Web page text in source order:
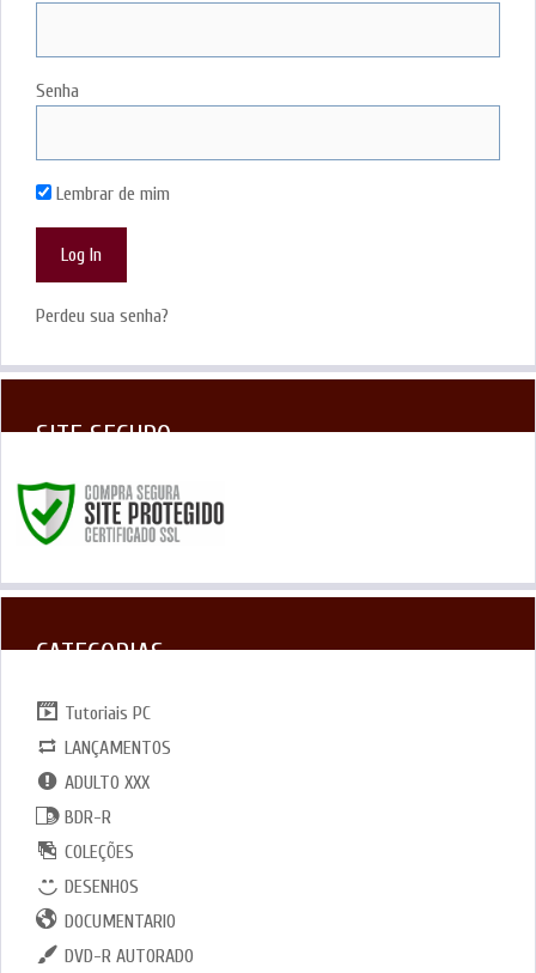
Senha
Lembrar de mim
Perdeu sua senha?
SITE SEGURO
CATEGORIAS
Tutoriais PC
LANÇAMENTOS
ADULTO XXX
BDR-R
COLEÇÕES
DESENHOS
DOCUMENTARIO
DVD-R AUTORADO